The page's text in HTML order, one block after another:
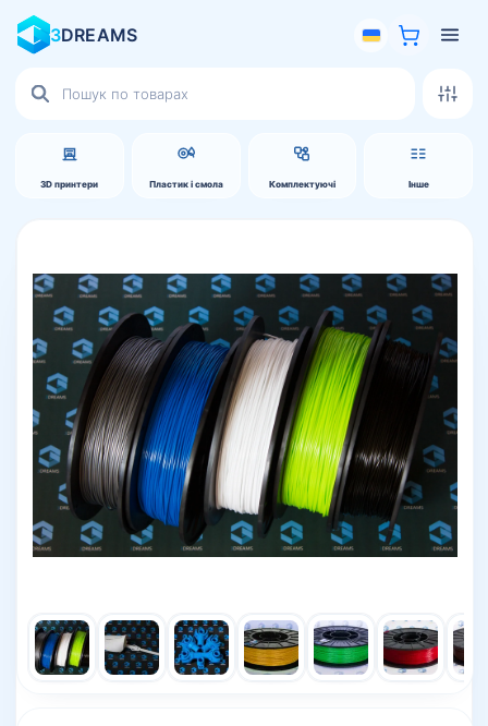
3DREAMS
3D принтери Пластик і смола Комплектуючі Інше
товарів